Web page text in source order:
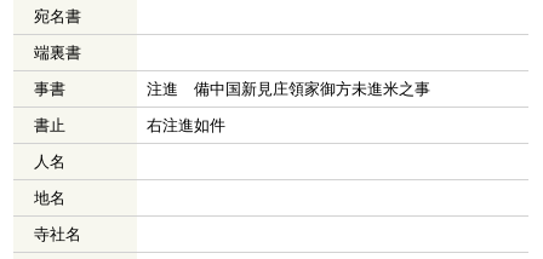
宛名書
端裏書
事書
注進 備中国新見庄領家御方未進米之事
書止
右注進如件
人名
地名
寺社名